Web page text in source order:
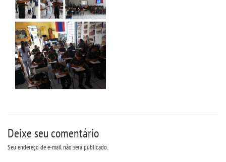
OUVIDORIA
Deixe seu comentário
Seu endereço de e-mail não será publicado.